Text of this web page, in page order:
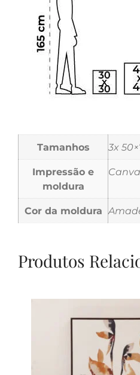
Tamanhos 3x
Impressão e
moldura
Cor da moldura
Produtos